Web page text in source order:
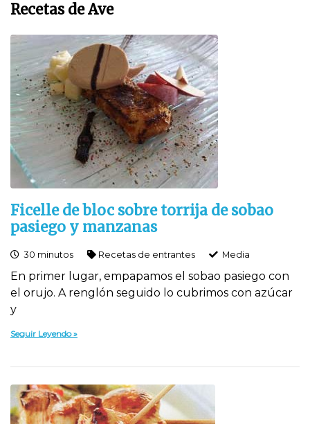
Recetas de Ave
Ficelle de bloc sobre torrija de sobao
pasiego y manzanas
30 minutos Recetas de entrantes Media
En primer lugar, empapamos el sobao pasiego con
el orujo. A renglón seguido lo cubrimos con azúcar
y
Seguir Leyendo